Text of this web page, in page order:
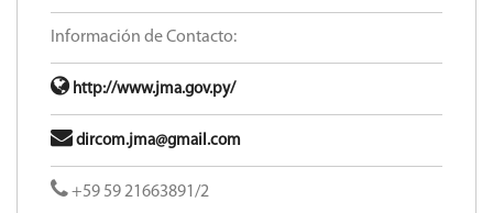
Información de Contacto:
http://www.jma.gov.py/
dircom.jma@gmail.com
+59 59 21663891/2